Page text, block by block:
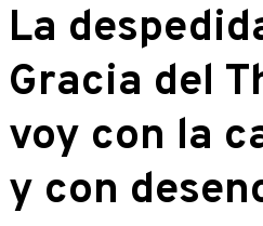
La
Gracia del
voy con la
y con